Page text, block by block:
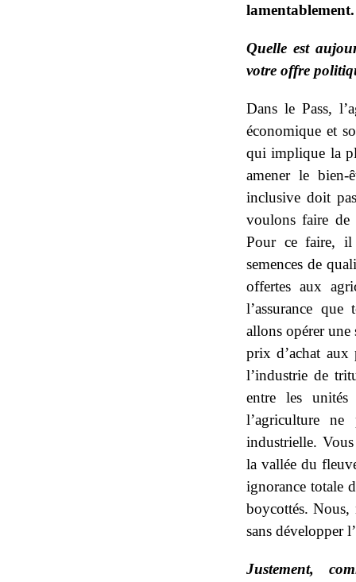
Quelle est
votre offre
Dans le Pass,
économique et
qui implique la
amener le bien-
inclusive doit
voulons faire de
Pour ce faire, il
semences de
offertes aux
l’assurance
allons opérer une
prix d’achat
l’industrie de
entre les
l’agriculture
industrielle.
la vallée du
ignorance totale
boycottés. Nous,
sans développer
Justement,